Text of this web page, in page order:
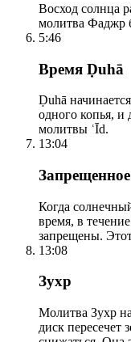
Восход солнца
молитва Фаджр
5:46
Время Ḍuhā
Ḍuhā
одного копья, и
молитвы ʿĪd.
13:04
Когда
время, в
запрещены.
13:08
Зухр
Молитва Зухр
диск пересечет